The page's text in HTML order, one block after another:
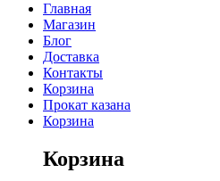
Главная
Магазин
Блог
Доставка
Контакты
Корзина
Прокат казана
Корзина
Корзина